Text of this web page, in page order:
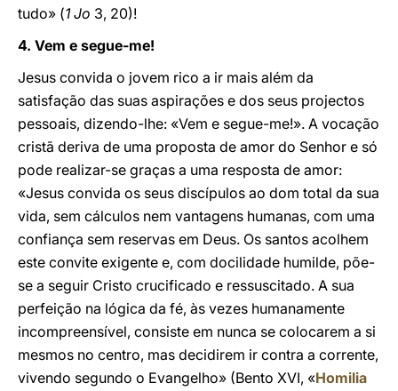
tudo» (1 Jo 3, 20)!
4. Vem e segue-me!
Jesus convida o jovem rico a ir mais além da
satisfação das suas aspirações e dos seus projectos
pessoais, dizendo-lhe: «Vem e segue-me!». A vocação
cristã deriva de uma proposta de amor do Senhor e só
pode realizar-se graças a uma resposta de amor:
«Jesus convida os seus discípulos ao dom total da sua
vida, sem cálculos nem vantagens humanas, com uma
confiança sem reservas em Deus. Os santos acolhem
este convite exigente e, com docilidade humilde, põe-
se a seguir Cristo crucificado e ressuscitado. A sua
perfeição na lógica da fé, às vezes humanamente
incompreensível, consiste em nunca se colocarem a si
mesmos no centro, mas decidirem ir contra a corrente,
vivendo segundo o Evangelho» (Bento XVI, «Homilia